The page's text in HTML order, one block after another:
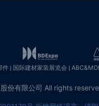
件 国际建材家装展览会
份有限公司 All rights